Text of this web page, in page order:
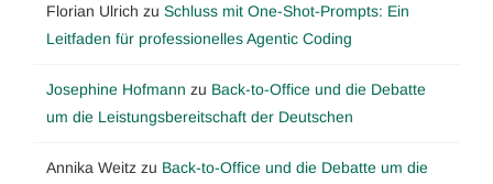
Florian Ulrich zu Schluss mit One-Shot-Prompts: Ein
Leitfaden für professionelles Agentic Coding
Josephine Hofmann zu Back-to-Office und die Debatte
um die Leistungsbereitschaft der Deutschen
Annika Weitz zu Back-to-Office und die Debatte um die